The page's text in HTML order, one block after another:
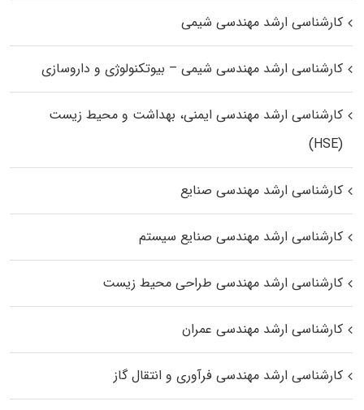
کارشناسی ارشد مهندسی شیمی
کارشناسی ارشد مهندسی شیمی – بیوتکنولوژی و داروسازی
کارشناسی ارشد مهندسی ایمنی، بهداشت و محیط زیست
(HSE)
کارشناسی ارشد مهندسی صنایع
کارشناسی ارشد مهندسی صنایع سیستم
کارشناسی ارشد مهندسی طراحی محیط زیست
کارشناسی ارشد مهندسی عمران
کارشناسی ارشد مهندسی فرآوری و انتقال گاز